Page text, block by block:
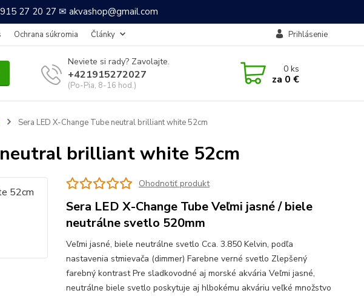
27 20 27 ✉ akvashop@gmail.com
Ochrana súkromia Články Prihlásenie
Neviete si rady? Zavolajte.
+421915272027
(Po-Pia, 8-16 hod.)
0ks
za 0 €
Sera LED X-Change Tube neutral brilliant white 52cm
neutral brilliant white 52cm
Ohodnotiť produkt
Sera LED X-Change Tube Veľmi jasné / biele
neutrálne svetlo 520mm
Veľmi jasné, biele neutrálne svetlo Cca. 3.850 Kelvin, podľa
nastavenia stmievača (dimmer) Farebne verné svetlo Zlepšený
farebný kontrast Pre sladkovodné aj morské akvária Veľmi jasné,
neutrálne biele svetlo poskytuje aj hlbokému akváriu veľké množstvo